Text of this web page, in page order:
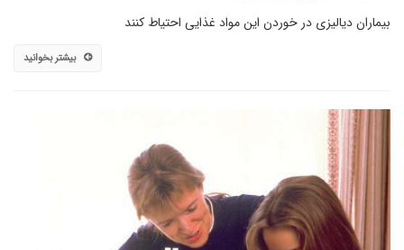
بیماران دیالیزی در خوردن این مواد غذایی احتیاط کنند
بیشتر بخوانید